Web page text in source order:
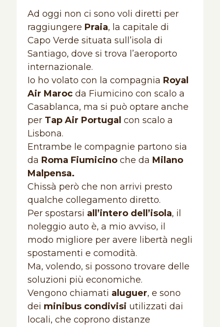
Ad oggi non ci sono voli diretti per
raggiungere Praia, la capitale di
Capo Verde situata sull’isola di
Santiago, dove si trova l’aeroporto
internazionale.
Io ho volato con la compagnia Royal
Air Marocda Fiumicino con scalo a
Casablanca, ma si può optare anche
per Tap Air Portugal con scalo a
Lisbona.
Entrambe le compagnie partono sia
da Roma Fiumicinoche da Milano
Malpensa.
Chissà però che non arrivi presto
qualche collegamento diretto.
Per spostarsi all’intero dell’isola, il
noleggio auto è, a mio avviso, il
modo migliore per avere libertà negli
spostamenti e comodità.
Ma, volendo, si possono trovare delle
soluzioni più economiche.
Vengono chiamati aluguer, e sono
dei minibus condivisi utilizzati dai
locali, che coprono distanze